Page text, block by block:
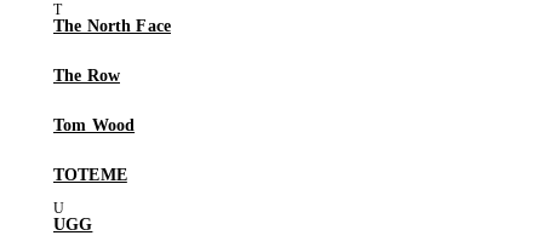
The North Face
The Row
Tom Wood
TOTEME
UGG